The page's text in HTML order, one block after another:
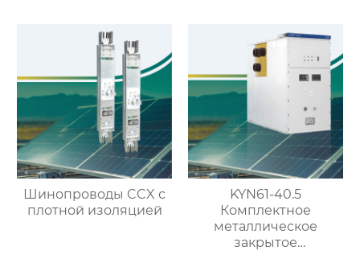
Шинопроводы CCX с
плотной изоляцией
KYN61-40.5
Комплектное
металлическое
закрытое